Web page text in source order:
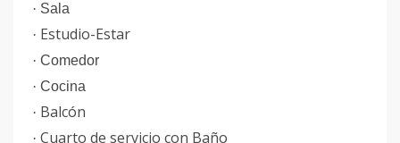
· Sala
· Estudio-Estar
· Comedor
· Cocina
· Balcón
· Cuarto de servicio con Baño